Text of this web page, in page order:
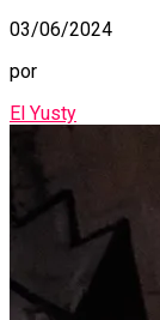
03/06/2024
por
El Yusty